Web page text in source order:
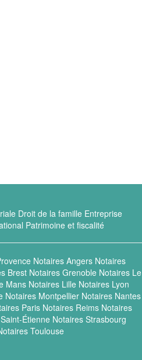
Droit de la famille Entreprise
Patrimoine et fiscalité
Notaires Angers Notaires
Brest Notaires Grenoble Notaires Le
Mans Notaires Lille Notaires Lyon
Notaires Montpellier Notaires Nantes
Paris Notaires Reims Notaires
Étienne Notaires Strasbourg
Toulouse